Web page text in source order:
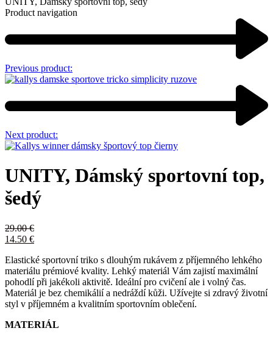
Product navigation
Previous product:
Next product:
UNITY, Dámský sportovní top,
šedý
29.00€
14.50 €
Elastické sportovní triko s dlouhým rukávem z příjemného lehkého
materiálu prémiové kvality. Lehký materiál Vám zajistí maximální
pohodlí při jakékoli aktivitě. Ideální pro cvičení ale i volný čas.
Materiál je bez chemikálií a nedráždí kůži. Užívejte si zdravý životní
styl v příjemném a kvalitním sportovním oblečení.
MATERIÁL